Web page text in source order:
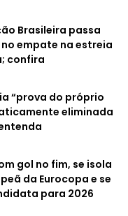
Brasileira passa
empate na estreia
confira
“prova do próprio
eliminada
gol no fim, se isola
da Eurocopa e se
para 2026